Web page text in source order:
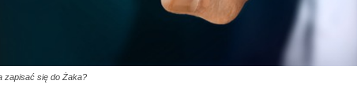
zapisać się do Żaka?